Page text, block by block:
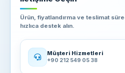
Ürün, fiyatlandırma ve teslimat
hızlıca destek alın.
Müşteri Hizmetleri
+90 212 549 05 38